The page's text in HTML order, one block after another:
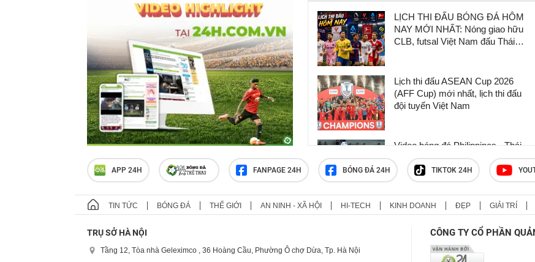
LỊCH THI ĐẤU BÓNG ĐÁ HÔM
NAY MỚI NHẤT: Nóng giao hữu
CLB, futsal Việt Nam đấu Thái
Lịch thi đấu ASEAN Cup 2026
(AFF Cup) mới nhất, lịch thi đấu
đội tuyển Việt Nam
Video bóng đá Philippines - Thái
Lan: Bước ngoặt không chiến,
tiến gần vé bán kết (AFF Cup)
Trực tiếp chuyển nhượng 5/8: MU
Jorge Salinas
APP 24H FANPAGE 24H BÓNG ĐÁ 24H TIKTOK 24H
TIN TỨC BÓNG ĐÁ THẾ GIỚI AN NINH - XÃ HỘI HI-TECH KINH DOANH ĐẸP GIẢI TRÍ
TRỤ SỞ HÀ NỘI
Tầng 12, Tòa nhà Geleximco , 36 Hoàng Cầu, Phường Ô chợ Dừa, Tp. Hà Nội
CÔNG TY CỔ PHẦN